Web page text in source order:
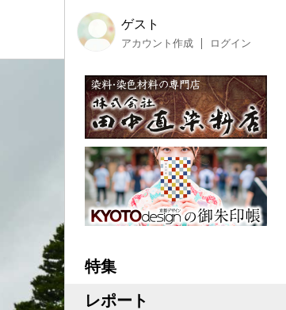
ゲスト
アカウント作成 ログイン
特集
レポート